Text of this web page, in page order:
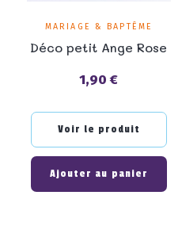
MARIAGE & BAPTÊME
Déco petit Ange Rose
Prix
1,90 €
Voir le produit
Ajouter au panier